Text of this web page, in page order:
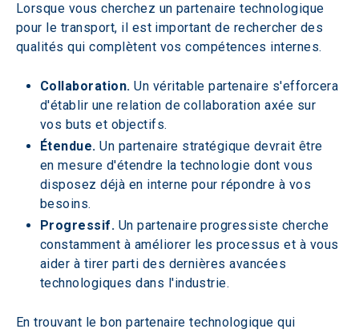
Lorsque vous cherchez un partenaire technologique
pour le transport, il est important de rechercher des
qualités qui complètent vos compétences internes.
Collaboration. Un véritable partenaire s'efforcera
d'établir une relation de collaboration axée sur
vos buts et objectifs.
Étendue. Un partenaire stratégique devrait être
en mesure d'étendre la technologie dont vous
disposez déjà en interne pour répondre à vos
besoins.
Progressif. Un partenaire progressiste cherche
constamment à améliorer les processus et à vous
aider à tirer parti des dernières avancées
technologiques dans l'industrie.
En trouvant le bon partenaire technologique qui